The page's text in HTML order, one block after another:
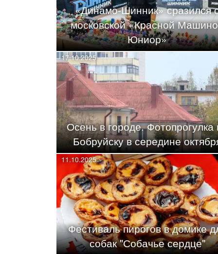
«Динамо-Шинник» сразился
московской «Красной
Юниор»
17.10.2025
Осень в городе. Фотопрогулка
Бобруйску в середине
11.10.2025
Фестиваль пирогов в домике
собак "Собачье сердце"